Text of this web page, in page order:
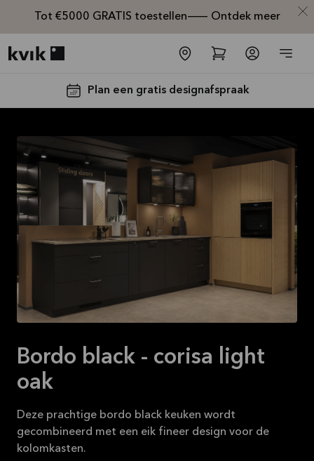
Tot €5000 GRATIS toestellen— Ontdek meer
Plan een gratis designafspraak
Tot €5000,-
GRATIS
Bekijk
Bordo black - corisa light
oak
Deze prachtige bordo black keuken wordt
gecombineerd met een eik fineer design voor de
kolomkasten.